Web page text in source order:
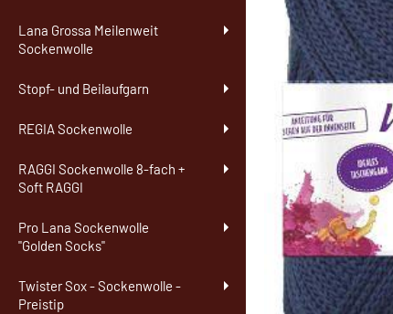
Lana Grossa Meilenweit
Sockenwolle
Stopf- und Beilaufgarn
REGIA Sockenwolle
RAGGI Sockenwolle 8-fach +
Soft RAGGI
Pro Lana Sockenwolle
"Golden Socks"
Twister Sox - Sockenwolle -
Preistip